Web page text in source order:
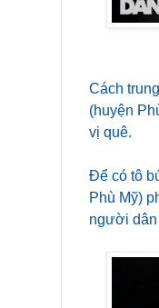
Cách
(huyện
vị quê.
Để có tô
Phù Mỹ)
người dân